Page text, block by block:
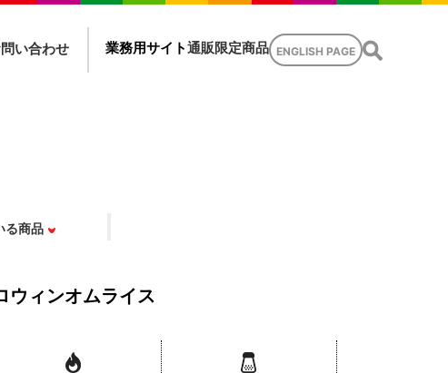
い合わせ 業務用サイト通販限定商品 ENGLISH PAGE
る商品
ウィンオムライス